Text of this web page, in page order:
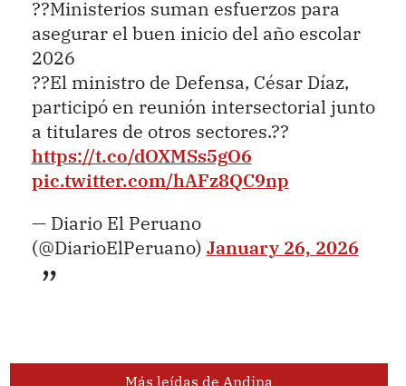
??Ministerios suman esfuerzos para
asegurar el buen inicio del año escolar
2026
??El ministro de Defensa, César Díaz,
participó en reunión intersectorial junto
a titulares de otros sectores.??
https://t.co/dOXMSs5gO6
pic.twitter.com/hAFz8QC9np
— Diario El Peruano
(@DiarioElPeruano) January 26, 2026
Más leídas de Andina